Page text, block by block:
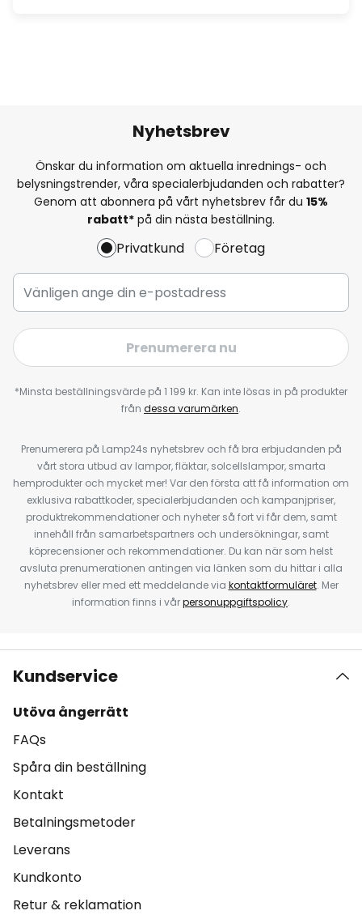
Nyhetsbrev
Önskar du information om aktuella inrednings- och
belysningstrender, våra specialerbjudanden och rabatter?
Genom att abonnera på vårt nyhetsbrev får du 15%
rabatt* på din nästa beställning.
Privatkund Företag
Prenumerera nu
*Minsta beställningsvärde på 1 199 kr. Kan inte lösas in på produkter
från dessa varumärken.
Prenumerera på Lamp24s nyhetsbrev och få bra erbjudanden på
vårt stora utbud av lampor, fläktar, solcellslampor, smarta
hemprodukter och mycket mer! Var den första att få information om
exklusiva rabattkoder, specialerbjudanden och kampanjpriser,
produktrekommendationer och nyheter så fort vi får dem, samt
innehåll från samarbetspartners och undersökningar, samt
köprecensioner och rekommendationer. Du kan när som helst
avsluta prenumerationen antingen via länken som du hittar i alla
nyhetsbrev eller med ett meddelande via kontaktformuläret. Mer
information finns i vårpersonuppgiftspolicy.
Kundservice
Utöva ångerrätt
FAQs
Spåra din beställning
Kontakt
Betalningsmetoder
Leverans
Kundkonto
Retur & reklamation